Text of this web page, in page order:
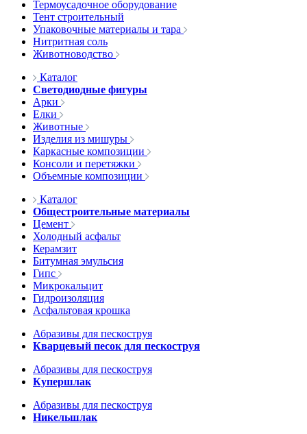
Термоусадочное оборудование
Тент строительный
Упаковочные материалы и тара
Нитритная соль
Животноводство
Каталог
Светодиодные фигуры
Арки
Елки
Животные
Изделия из мишуры
Каркасные композиции
Консоли и перетяжки
Объемные композиции
Каталог
Общестроительные материалы
Цемент
Холодный асфальт
Керамзит
Битумная эмульсия
Гипс
Микрокальцит
Гидроизоляция
Асфальтовая крошка
Абразивы для пескоструя
Кварцевый песок для пескоструя
Абразивы для пескоструя
Купершлак
Абразивы для пескоструя
Никельшлак